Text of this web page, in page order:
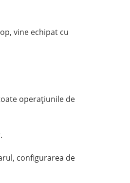
vine echipat cu
operațiunile de
configurarea de